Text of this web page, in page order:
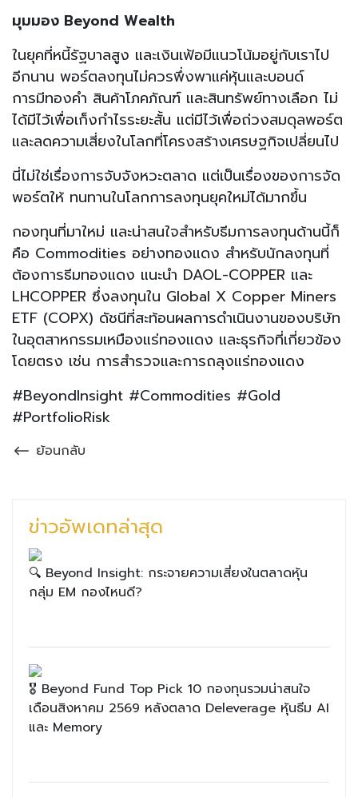
มุมมอง Beyond Wealth
ในยุคที่หนี้รัฐบาลสูง และเงินเฟ้อมีแนวโน้มอยู่กับเราไป
อีกนาน พอร์ตลงทุนไม่ควรพึ่งพาแค่หุ้นและบอนด์
การมีทองคำ สินค้าโภคภัณฑ์ และสินทรัพย์ทางเลือก ไม่
ได้มีไว้เพื่อเก็งกำไรระยะสั้น แต่มีไว้เพื่อถ่วงสมดุลพอร์ต
และลดความเสี่ยงในโลกที่โครงสร้างเศรษฐกิจเปลี่ยนไป
นี่ไม่ใช่เรื่องการจับจังหวะตลาด แต่เป็นเรื่องของการจัด
พอร์ตให้ ทนทานในโลกการลงทุนยุคใหม่ได้มากขึ้น
กองทุนที่มาใหม่ และน่าสนใจสำหรับธีมการลงทุนด้านนี้ก็
คือ Commodities อย่างทองแดง สำหรับนักลงทุนที่
ต้องการธีมทองแดง แนะนำ DAOL-COPPER และ
LHCOPPER ซึ่งลงทุนใน Global X Copper Miners
ETF (COPX) ดัชนีที่สะท้อนผลการดำเนินงานของบริษัท
ในอุตสาหกรรมเหมืองแร่ทองแดง และธุรกิจที่เกี่ยวข้อง
โดยตรง เช่น การสำรวจและการถลุงแร่ทองแดง
#BeyondInsight #Commodities #Gold
#PortfolioRisk
ย้อนกลับ
ข่าวอัพเดทล่าสุด
🔍 Beyond Insight: กระจายความเสี่ยงในตลาดหุ้น
กลุ่ม EM กองไหนดี?
🎖 Beyond Fund Top Pick 10 กองทุนรวมน่าสนใจ
เดือนสิงหาคม 2569 หลังตลาด Deleverage หุ้นธีม AI
และ Memory